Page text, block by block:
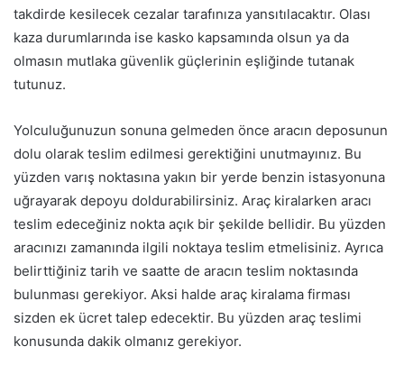
takdirde kesilecek cezalar tarafınıza yansıtılacaktır. Olası
kaza durumlarında ise kasko kapsamında olsun ya da
olmasın mutlaka güvenlik güçlerinin eşliğinde tutanak
tutunuz.
Yolculuğunuzun sonuna gelmeden önce aracın deposunun
dolu olarak teslim edilmesi gerektiğini unutmayınız. Bu
yüzden varış noktasına yakın bir yerde benzin istasyonuna
uğrayarak depoyu doldurabilirsiniz. Araç kiralarken aracı
teslim edeceğiniz nokta açık bir şekilde bellidir. Bu yüzden
aracınızı zamanında ilgili noktaya teslim etmelisiniz. Ayrıca
belirttiğiniz tarih ve saatte de aracın teslim noktasında
bulunması gerekiyor. Aksi halde araç kiralama firması
sizden ek ücret talep edecektir. Bu yüzden araç teslimi
konusunda dakik olmanız gerekiyor.